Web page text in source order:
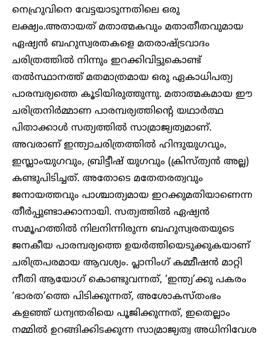
നെഹ്രുവിനെ വേട്ടയാടുന്നതിലെ ഒരു
ലക്ഷ്യം.അതായത് മതാത്മകവും മതാതീതവുമായ
ഏഷ്യൻ ബഹുസ്വരതകളെ മതരാഷ്ട്രവാദം
ചരിത്രത്തിൽ നിന്നും ഇറക്കിവിട്ടുകൊണ്ട്
തൽസ്ഥാനത്ത് മതമാത്രമായ ഒരു ഏകാധിപത്യ
പാരമ്പര്യത്തെ കൂടിയിരുത്തുന്നു. മതാത്മകമായ ഈ
ചരിത്രനിർമ്മാണ പാരമ്പര്യത്തിന്റെ യഥാർത്ഥ
പിതാക്കാൾ സത്യത്തിൽ സാമ്രാജ്യത്വമാണ്.
അവരാണ് ഇന്ത്യാചരിത്രത്തിൽ ഹിന്ദുയുഗവും,
ഇസ്ലാംയുഗവും, ബ്രിട്ടീഷ് യുഗവും (ക്രിസ്ത്യൻ അല്ല)
കണ്ടുപിടിച്ചത്. അതോടെ മതേതരത്വവും
ജനായത്തവും പാശ്ചാത്യമായ ഇറക്കുമതിയാണെന്ന
തീർപ്പുണ്ടാക്കാനായി. സത്യത്തിൽ ഏഷ്യൻ
സമൂഹത്തിൽ നിലനിന്നിരുന്ന ബഹുസ്വരതയുടെ
ജനകീയ പാരമ്പര്യത്തെ ഉയർത്തിയെടുക്കുകയാണ്
ചരിത്രപരമായ ആവശ്യം. പ്ലാനിംഗ് കമ്മീഷൻ മാറ്റി
നീതി ആയോഗ് കൊണ്ടുവന്നത്, ‘ഇന്ത്യ’ക്കു പകരം
‘ഭാരത’ത്തെ പിടിക്കുന്നത്, അശോകസ്തംഭം
കളഞ്ഞ് ധന്വന്തരിയെ പൂജിക്കുന്നത്, ഇതെല്ലാം
നമ്മിൽ ഉറങ്ങിക്കിടക്കുന്ന സാമ്രാജ്യത്വ അധിനിവേശ